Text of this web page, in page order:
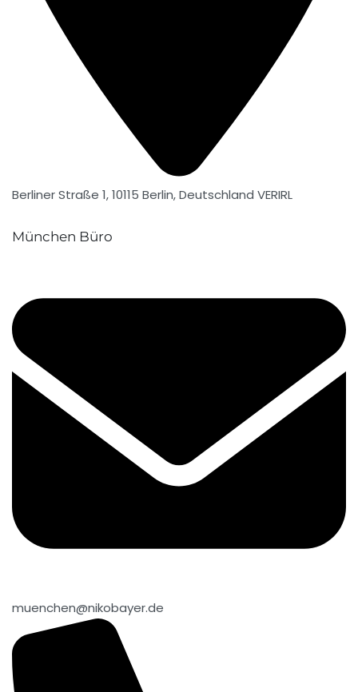
Berliner Straße 1, 10115 Berlin, Deutschland VERIRL
München Büro
muenchen@nikobayer.de